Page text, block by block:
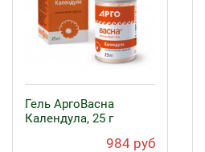
Гель АргоВасна
Календула, 25 г
984 руб